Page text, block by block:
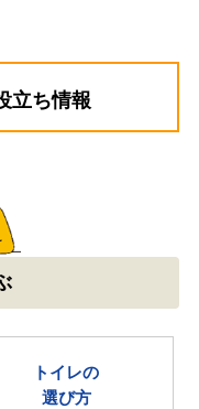
足度 ★★★★☆
る
立ち情報
トイレの
選び方